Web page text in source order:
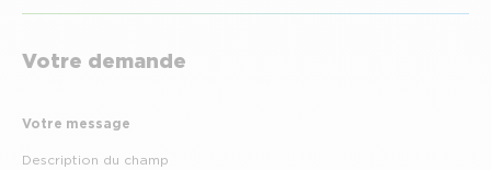
Votre demande
Votre message
Description du champ